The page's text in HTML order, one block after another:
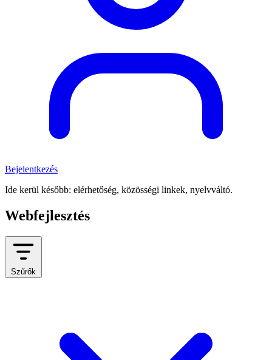
Bejelentkezés
Ide kerül később: elérhetőség, közösségi linkek, nyelvváltó.
Webfejlesztés
Szűrők